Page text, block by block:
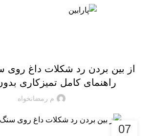
از بین بردن رد شکلات داغ روی
راهنمای کامل تمیزکاری
م رمضانخواه
07